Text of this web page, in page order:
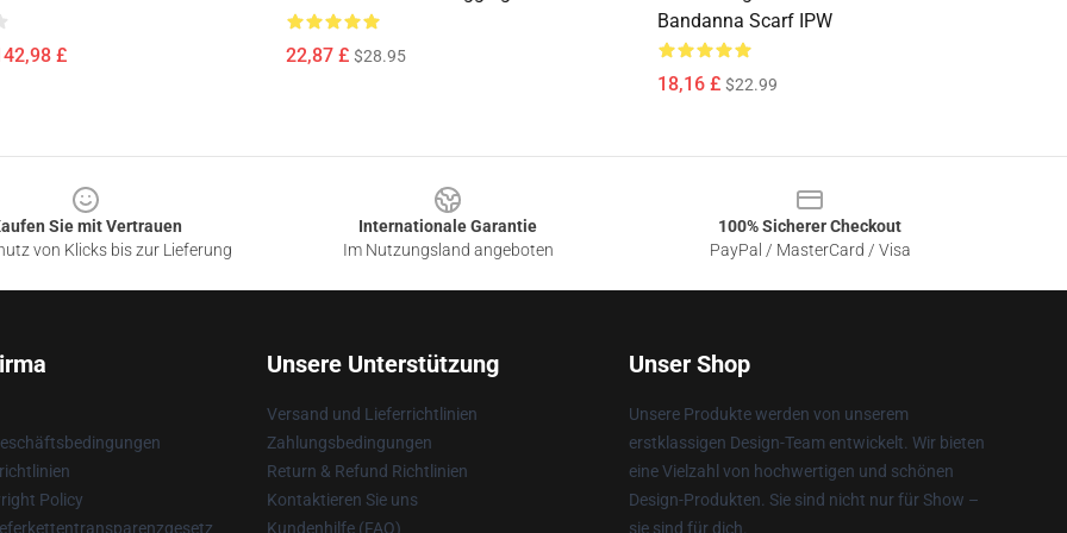
£ 22,87 £ $28.95
Bandanna Scarf IPW
18,16 £ $22.99
Sie mit Vertrauen
von Klicks bis zur Lieferung
Internationale Garantie
Im Nutzungsland angeboten
100% Sicherer Checkout
PayPal / MasterCard / Visa
Policy
Unsere Unterstützung
Versand und Lieferrichtlinien
Zahlungsbedingungen
Return & Refund Richtlinien
Kontaktieren Sie uns
Kundenhilfe (FAQ)
Unser Shop
Unsere Produkte werden von unserem
erstklassigen Design-Team entwickelt. Wir bieten
eine Vielzahl von hochwertigen und schönen
Design-Produkten. Sie sind nicht nur für Show –
sie sind für dich.